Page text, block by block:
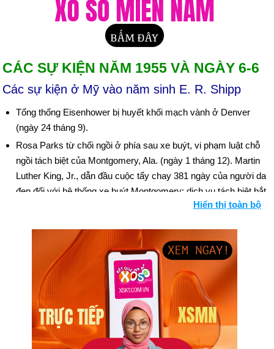
CÁC SỰ KIỆN NĂM 1955 VÀ NGÀY 6-6
Các sự kiện ở Mỹ vào năm sinh E. R. Shipp
Tổng thống Eisenhower bị huyết khối mạch vành ở Denver
(ngày 24 tháng 9).
Rosa Parks từ chối ngồi ở phía sau xe buýt, vi phạm luật chỗ
ngồi tách biệt của Montgomery, Ala. (ngày 1 tháng 12). Martin
Luther King, Jr., dẫn đầu cuộc tẩy chay 381 ngày của người da
đen đối với hệ thống xe buýt Montgomery; dịch vụ tách biệt bắt
đầu vào ngày 21 tháng 12 năm 1956. Bối cảnh: Quyền dân sự
Ngày sinh E. R. Shipp (6-6) trong lịch sử
Ngày 6-6 năm 1844:
Hiệp hội Cơ đốc nhân nam (YMCA)
được thành lập tại Luân Đôn.
Ngày 6-6 năm 1933:
Rạp chiếu phim lái xe đầu tiên được mở
ở Camden, New Jersey.
Ngày 6-6 năm 1934:
Ủy ban Chứng khoán và Giao dịch
Hiển thị toàn bộ